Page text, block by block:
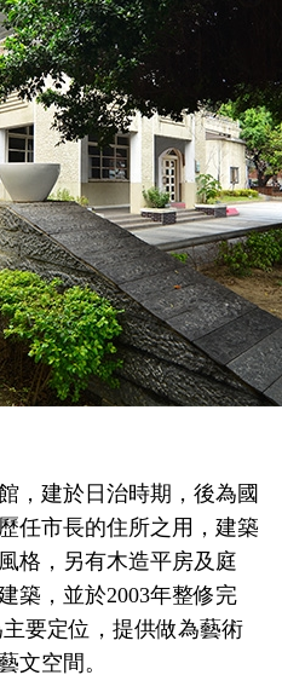
，建於日治時期，後為國
任市長的住所之用，建築
格，另有木造平房及庭
築，並於2003年整修完
要定位，提供做為藝術
文空間。